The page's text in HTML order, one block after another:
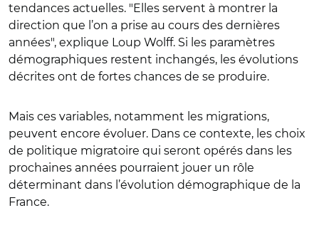
tendances actuelles. "Elles servent à montrer la
direction que l’on a prise au cours des dernières
années", explique Loup Wolff. Si les paramètres
démographiques restent inchangés, les évolutions
décrites ont de fortes chances de se produire.
Mais ces variables, notamment les migrations,
peuvent encore évoluer. Dans ce contexte, les choix
de politique migratoire qui seront opérés dans les
prochaines années pourraient jouer un rôle
déterminant dans l’évolution démographique de la
France.